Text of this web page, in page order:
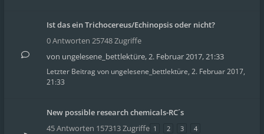
Ist das ein Trichocereus/Echinopsis oder nicht?
0 Antworten 25748 Zugriffe
von ungelesene_bettlektüre,2. Februar 2017, 21:33
Letzter Beitrag von ungelesene_bettlektüre, 2. Februar 2017,
21:33
New possible research chemicals-RC´s
45 Antworten 157313 Zugriffe 1 2 3 4